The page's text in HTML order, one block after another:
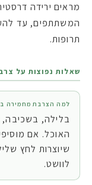
מראים ירידה
המשתתפים, עד
תרופות.
שאלות נפוצות על
למה הצרבת מחמירה
בלילה, בשכיבה,
האוכל. אם
שיוצרות לחץ
לוושט.